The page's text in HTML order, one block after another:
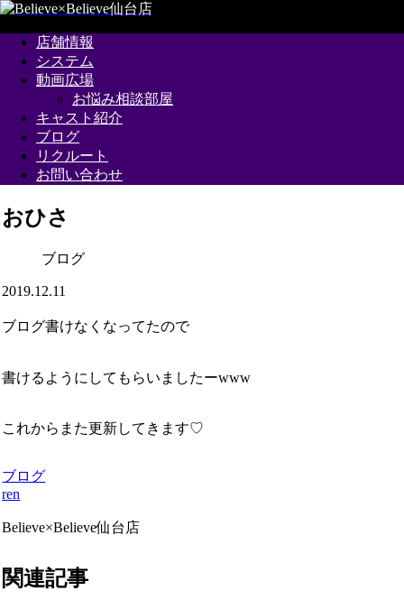
店舗情報
システム
動画広場
お悩み相談部屋
キャスト紹介
ブログ
リクルート
お問い合わせ
おひさ
ブログ
2019.12.11
ブログ書けなくなってたので
書けるようにしてもらいましたーwww
これからまた更新してきます♡
ブログ
ren
Believe×Believe仙台店
関連記事